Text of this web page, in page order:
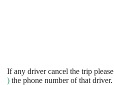
If any driver cancel the trip please
) the phone number of that driver.